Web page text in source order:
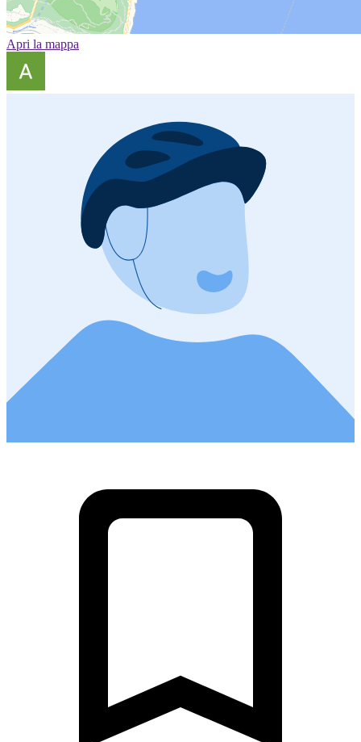
Apri la mappa